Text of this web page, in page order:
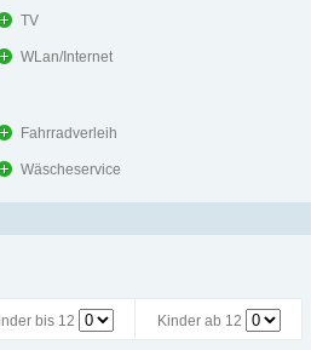
TV
WLan/Internet
Fahrradverleih
Wäscheservice
bis 12 Kinder ab 12